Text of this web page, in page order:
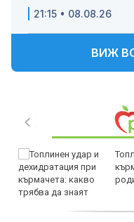
21:15 • 08.08.26
ВИЖ